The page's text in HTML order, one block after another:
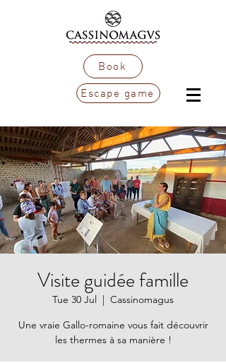
Book
Escape game
Visite guidée famille
Tue 30 Jul
  |
Cassinomagus
Une vraie Gallo-romaine vous fait découvrir
les thermes à sa manière !